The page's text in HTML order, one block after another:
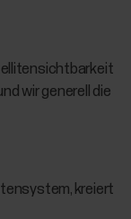
wir generell die
kreiert